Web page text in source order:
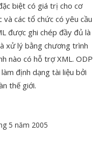
biệt có giá trị cho cơ
các tổ chức có yêu cầu
được ghi chép đầy đủ là
xử lý bằng chương trình
nào có hỗ trợ XML. ODP
định dạng tài liệu bởi
thế giới.
5 năm 2005